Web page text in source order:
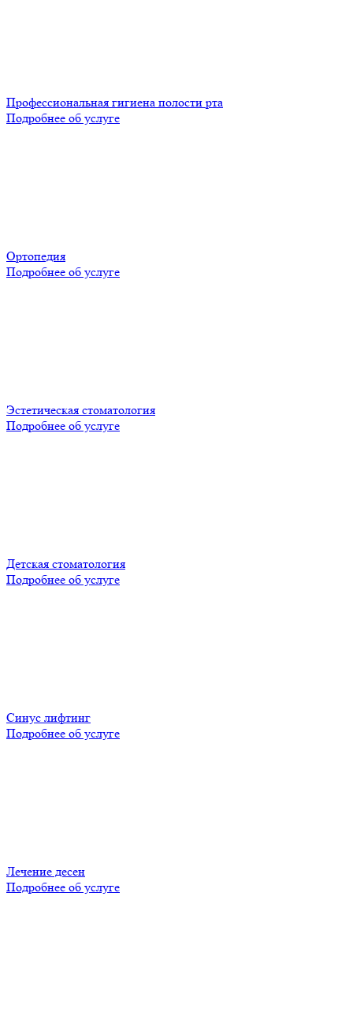
Профессиональная гигиена полости рта
Подробнее об услуге
Ортопедия
Подробнее об услуге
Эстетическая стоматология
Подробнее об услуге
Детская стоматология
Подробнее об услуге
Синус лифтинг
Подробнее об услуге
Лечение десен
Подробнее об услуге